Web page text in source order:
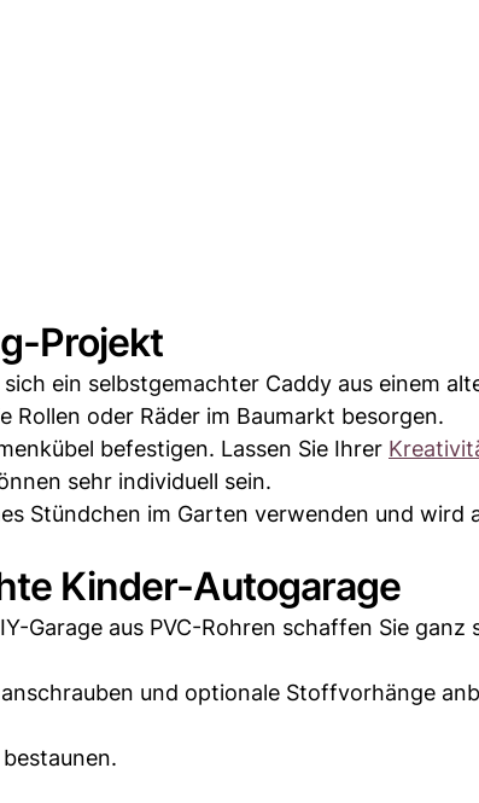
Projekt
ein selbstgemachter Caddy aus einem
Rollen oder Räder im Baumarkt besorgen.
befestigen. Lassen Sie Ihrer
sehr individuell sein.
Stündchen im Garten verwenden und wird
Kinder-Autogarage
Garage aus PVC-Rohren schaffen Sie ganz
und optionale Stoffvorhänge